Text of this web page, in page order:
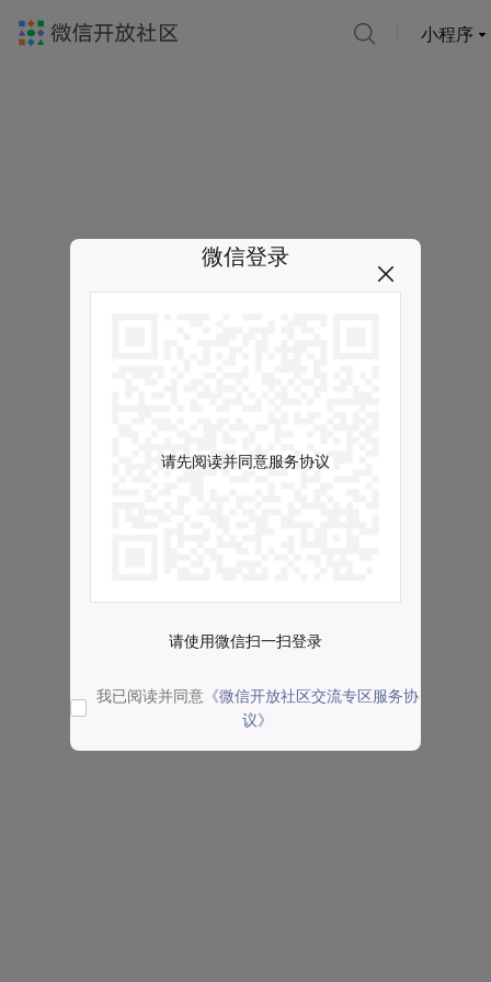
小程序
微信登录
请先阅读并同意服务协议
请使用微信扫一扫登录
我已阅读并同意 《微信开放社区交流专区服务协
议》